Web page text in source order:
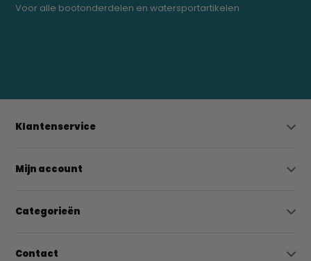
Voor alle bootonderdelen en watersportartikelen
Klantenservice
Mijn account
Categorieën
Contact